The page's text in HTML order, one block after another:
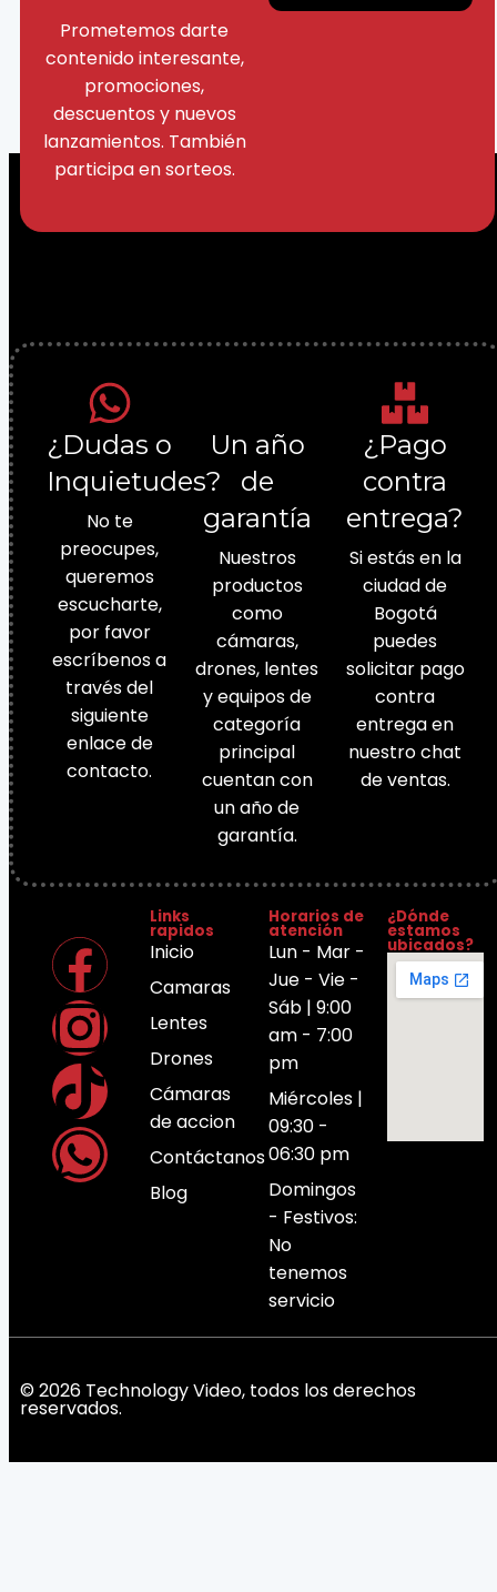
Prometemos darte
contenido interesante,
promociones,
descuentos y nuevos
lanzamientos. También
participa en sorteos.
¿Dudas o
Inquietudes?
No te
preocupes,
queremos
escucharte,
por favor
escríbenos a
través del
siguiente
enlace de
contacto.
Un año
de
garantía
Nuestros
productos
como
cámaras,
drones, lentes
y equipos de
categoría
principal
cuentan con
un año de
garantía.
¿Pago
contra
entrega?
Si estás en la
ciudad de
Bogotá
puedes
solicitar pago
contra
entrega en
nuestro chat
de ventas.
Links
rapidos
Inicio
Camaras
Lentes
Drones
Cámaras
de accion
Contáctanos
Blog
Horarios de
atención
Lun - Mar -
Jue - Vie -
Sáb | 9:00
am - 7:00
pm
Miércoles |
09:30 -
06:30 pm
Domingos
- Festivos:
No
tenemos
servicio
¿Dónde
estamos
ubicados?
© 2026 Technology Video, todos los derechos
reservados.